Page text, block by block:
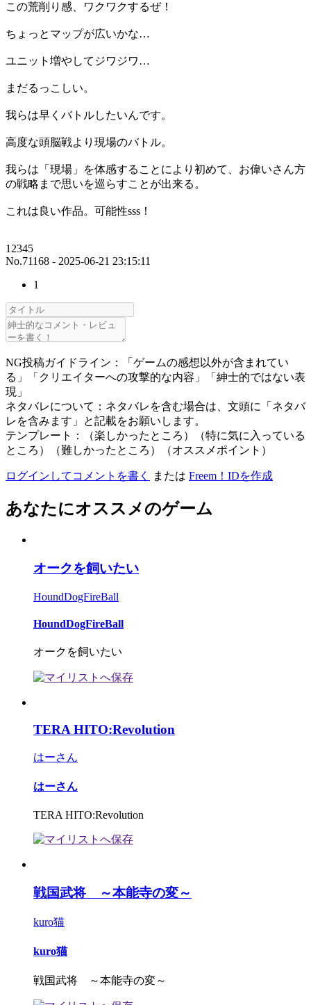
この荒削り感、ワクワクするぜ！
ちょっとマップが広いかな…
ユニット増やしてジワジワ…
まだるっこしい。
我らは早くバトルしたいんです。
高度な頭脳戦より現場のバトル。
我らは「現場」を体感することにより初めて、お偉いさん方
の戦略まで思いを巡らすことが出来る。
これは良い作品。可能性sss！
12345
No.71168 - 2025-06-21 23:15:11
1
NG投稿ガイドライン：「ゲームの感想以外が含まれてい
る」「クリエイターへの攻撃的な内容」「紳士的ではない表
現」
ネタバレについて：ネタバレを含む場合は、文頭に「ネタバ
レを含みます」と記載をお願いします。
テンプレート：（楽しかったところ）（特に気に入っている
ところ）（難しかったところ）（オススメポイント）
ログインしてコメントを書く または Freem！IDを作成
あなたにオススメのゲーム
オークを飼いたい
HoundDogFireBall
HoundDogFireBall
オークを飼いたい
TERA HITO:Revolution
はーさん
はーさん
TERA HITO:Revolution
戦国武将 ～本能寺の変～
kuro猫
kuro猫
戦国武将 ～本能寺の変～